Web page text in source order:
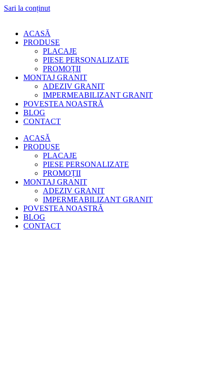
Sari la conținut
ACASĂ
PRODUSE
PLACAJE
PIESE PERSONALIZATE
PROMOȚII
MONTAJ GRANIT
ADEZIV GRANIT
IMPERMEABILIZANT GRANIT
POVESTEA NOASTRĂ
BLOG
CONTACT
ACASĂ
PRODUSE
PLACAJE
PIESE PERSONALIZATE
PROMOȚII
MONTAJ GRANIT
ADEZIV GRANIT
IMPERMEABILIZANT GRANIT
POVESTEA NOASTRĂ
BLOG
CONTACT